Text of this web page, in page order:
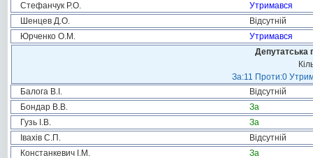
Стефанчук Р.О.
Утримався
Шенцев Д.О.
Відсутній
Юрченко О.М.
Утримався
Депутатська
За:11 Проти:0
Балога В.І.
Відсутній
Бондар В.В.
За
Гузь І.В.
За
Івахів С.П.
Відсутній
Констанкевич І.М.
За